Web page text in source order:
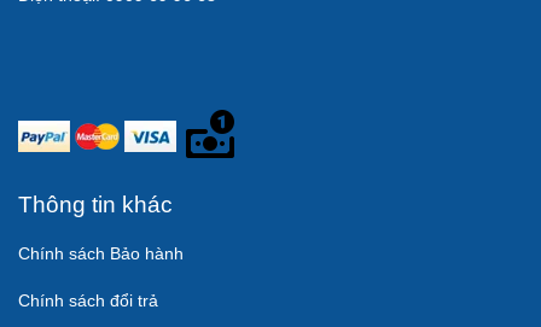
Thông tin khác
Chính sách Bảo hành
Chính sách đổi trả